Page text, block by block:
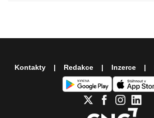
Kontakty Redakce Inzerce